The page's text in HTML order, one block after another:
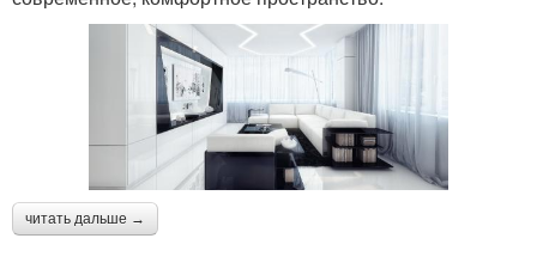
читать дальше →